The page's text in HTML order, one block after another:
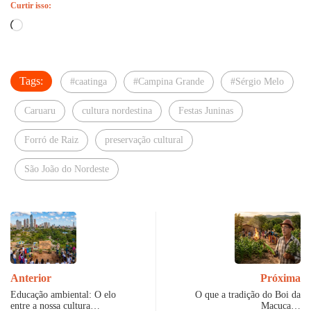
Curtir isso:
Carregando...
Tags: #caatinga #Campina Grande #Sérgio Melo
Caruaru cultura nordestina Festas Juninas
Forró de Raiz preservação cultural
São João do Nordeste
Anterior
Educação ambiental: O elo
entre a nossa cultura…
Próxima
O que a tradição do Boi da
Macuca…